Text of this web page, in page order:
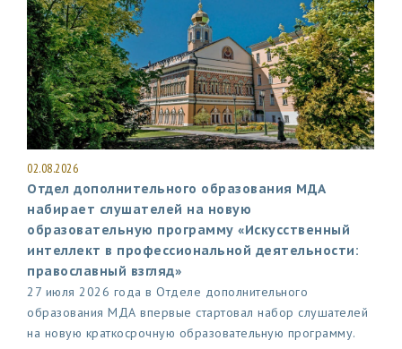
02.08.2026
Отдел дополнительного образования МДА
набирает слушателей на новую
образовательную программу «Искусственный
интеллект в профессиональной деятельности:
православный взгляд»
27 июля 2026 года в Отделе дополнительного
образования МДА впервые стартовал набор слушателей
на новую краткосрочную образовательную программу.